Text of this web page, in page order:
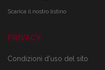
Scarica il nostro listino
PRIVACY
Condizioni d'uso del sito